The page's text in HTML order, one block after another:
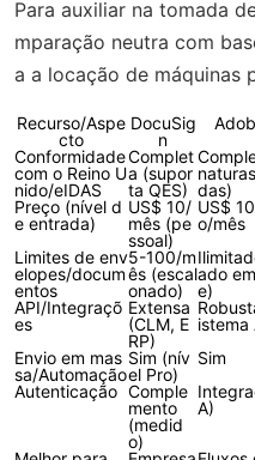
Para auxiliar na tomada
mparação neutra com
a a locação de máquinas
Recurso/Aspe
cto
DocuSig
n
Conformidade
com o Reino U
nido/eIDAS
Complet
a (supor
ta QES) das)
Preço (nível d
e entrada)
US$ 10/
mês (pe
ssoal)
US$
o/mês
Limites de env
elopes/docum
entos
5-100/m
ês (escal
onado)
ado
e)
API/Integraçõ
es
Extensa
(CLM, E
RP)
istema
Envio em mas
sa/Automação
Sim (nív
el Pro)
Sim
Autenticação Comple
mento
(medid
o)
A)